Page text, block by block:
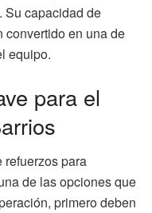
. Su capacidad de
en una de
equipo.
para el
refuerzos para
de las opciones que
primero deben